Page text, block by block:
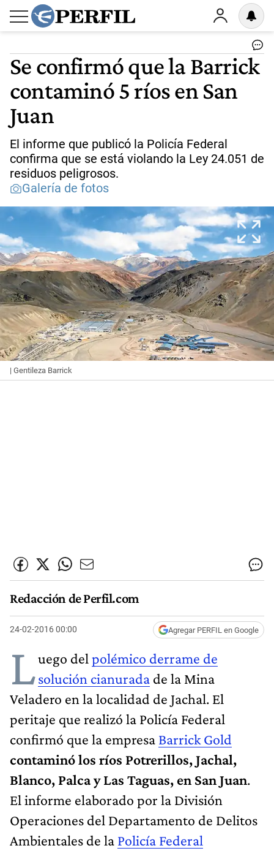
Se confirmó que la Barrick
contaminó 5 ríos en San
Juan
El informe que publicó la Policía Federal
confirma que se está violando la Ley 24.051 de
residuos peligrosos.
Galería de fotos
| Gentileza Barrick
Redacción de Perfil.com
24-02-2016 00:00 Agregar PERFIL en Google
Luego del polémico derrame de
solución cianurada de la Mina
Veladero en la localidad de Jachal. El
peritaje que realizó la Policía Federal
confirmó que la empresa Barrick Gold
contaminó los ríos Potrerillos, Jachal,
Blanco, Palca y Las Taguas, en San Juan.
El informe elaborado por la División
Operaciones del Departamento de Delitos
Ambientales de la Policía Federal